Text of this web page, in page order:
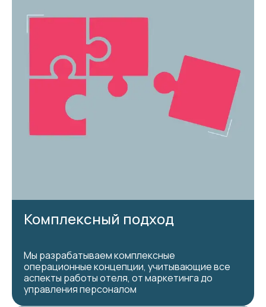
Комплексный подход
Мы разрабатываем комплексные
операционные концепции, учитывающие все
аспекты работы отеля, от маркетинга до
управления персоналом